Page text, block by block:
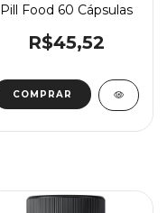
Pill Food 60 Cápsulas
R$45,52